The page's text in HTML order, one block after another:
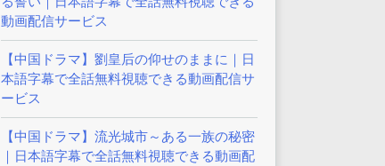
動画配信サービス
【中国ドラマ】劉皇后の仰せのままに｜日
本語字幕で全話無料視聴できる動画配信サ
ービス
【中国ドラマ】流光城市～ある一族の秘密
｜日本語字幕で全話無料視聴できる動画配